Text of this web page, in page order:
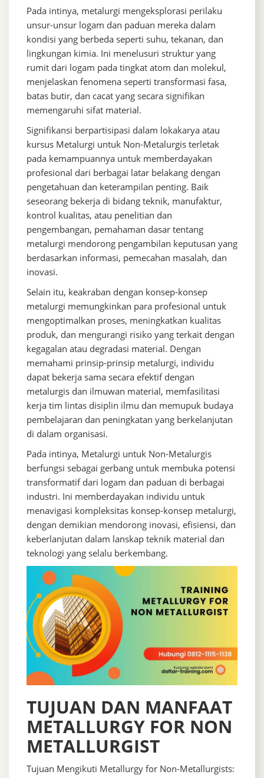
Pada intinya, metalurgi mengeksplorasi perilaku
unsur-unsur logam dan paduan mereka dalam
kondisi yang berbeda seperti suhu, tekanan, dan
lingkungan kimia. Ini menelusuri struktur yang
rumit dari logam pada tingkat atom dan molekul,
menjelaskan fenomena seperti transformasi fasa,
batas butir, dan cacat yang secara signifikan
memengaruhi sifat material.
Signifikansi berpartisipasi dalam lokakarya atau
kursus Metalurgi untuk Non-Metalurgis terletak
pada kemampuannya untuk memberdayakan
profesional dari berbagai latar belakang dengan
pengetahuan dan keterampilan penting. Baik
seseorang bekerja di bidang teknik, manufaktur,
kontrol kualitas, atau penelitian dan
pengembangan, pemahaman dasar tentang
metalurgi mendorong pengambilan keputusan yang
berdasarkan informasi, pemecahan masalah, dan
inovasi.
Selain itu, keakraban dengan konsep-konsep
metalurgi memungkinkan para profesional untuk
mengoptimalkan proses, meningkatkan kualitas
produk, dan mengurangi risiko yang terkait dengan
kegagalan atau degradasi material. Dengan
memahami prinsip-prinsip metalurgi, individu
dapat bekerja sama secara efektif dengan
metalurgis dan ilmuwan material, memfasilitasi
kerja tim lintas disiplin ilmu dan memupuk budaya
pembelajaran dan peningkatan yang berkelanjutan
di dalam organisasi.
Pada intinya, Metalurgi untuk Non-Metalurgis
berfungsi sebagai gerbang untuk membuka potensi
transformatif dari logam dan paduan di berbagai
industri. Ini memberdayakan individu untuk
menavigasi kompleksitas konsep-konsep metalurgi,
dengan demikian mendorong inovasi, efisiensi, dan
keberlanjutan dalam lanskap teknik material dan
teknologi yang selalu berkembang.
TUJUAN DAN MANFAAT
METALLURGY FOR NON
METALLURGIST
Tujuan Mengikuti Metallurgy for Non-Metallurgists: